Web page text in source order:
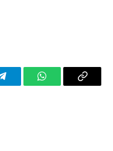
TelegramWhatsAppCopy